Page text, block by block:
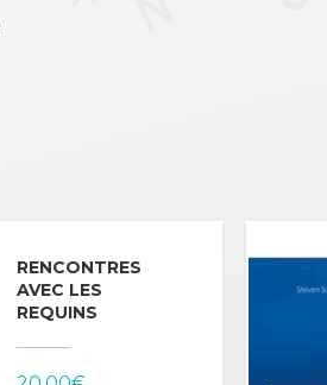
RENCONTRES
AVEC LES
REQUINS